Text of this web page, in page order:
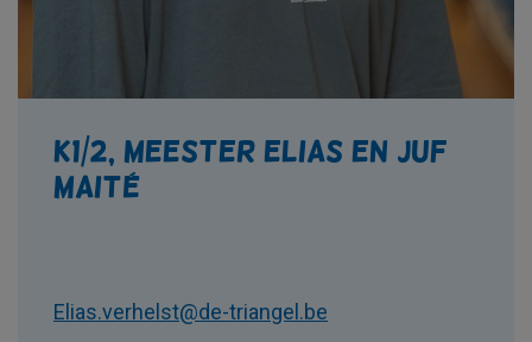
K1/2, meester Elias en juf
Maité
Elias.verhelst@de-triangel.be